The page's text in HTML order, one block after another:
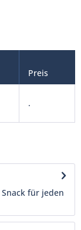
Preis
.
für jeden